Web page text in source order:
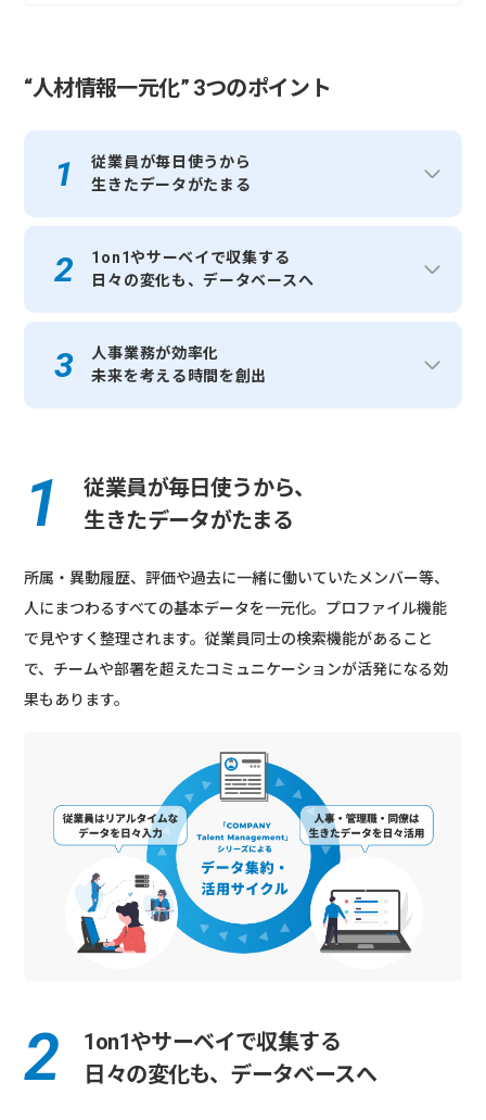
“人材情報一元化” 3つのポイント
従業員が毎日使うから
生きたデータがたまる
1on1やサーベイで収集する
日々の変化も、データベースへ
人事業務が効率化
未来を考える時間を創出
従業員が毎日使うから、
生きたデータがたまる
所属・異動履歴、評価や過去に一緒に働いていたメンバー等、
人にまつわるすべての基本データを一元化。プロファイル機能
で見やすく整理されます。従業員同士の検索機能があること
で、チームや部署を超えたコミュニケーションが活発になる効
果もあります。
1on1やサーベイで収集する
日々の変化も、 データベースへ